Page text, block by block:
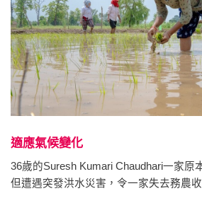
適應氣候變化
36歲的Suresh Kumari Chaudhari一家原
但遭遇突發洪水災害，令一家失去務農收